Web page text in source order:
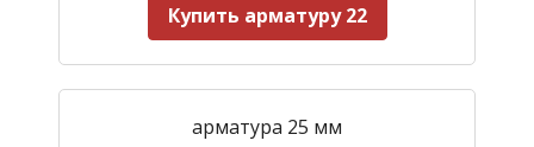
Купить арматуру 22
арматура 25 мм